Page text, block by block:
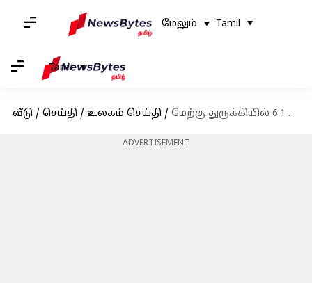
மேலும் Tamil
Tamil
வீடு / செய்தி / உலகம் செய்தி / மேற்கு துருக்கியில் 6.1 ரிக்டர் நிலநடுக்கம்: கட்டிடங்கள் சரிந்தன, உயிர் சேதம் இல்லை
ADVERTISEMENT